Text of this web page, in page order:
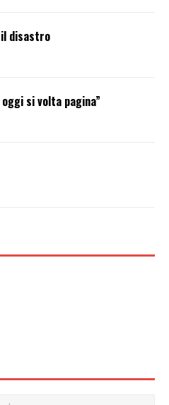
disastro
si volta pagina”